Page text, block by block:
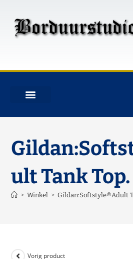
ult Tank Top.
> Winkel > Gildan:Softstyle®Adult
Vorig product